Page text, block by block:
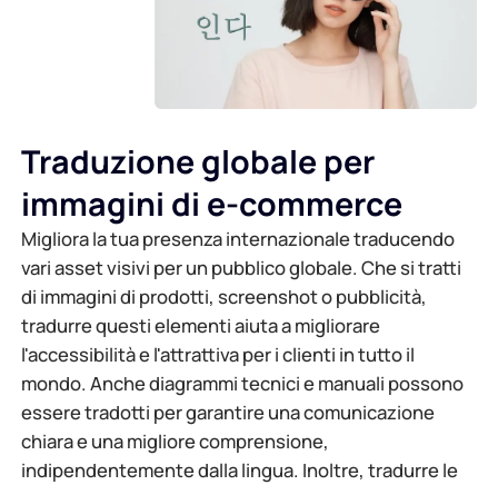
Traduzione globale per
immagini di e-commerce
Migliora la tua presenza internazionale traducendo
vari asset visivi per un pubblico globale. Che si tratti
di immagini di prodotti, screenshot o pubblicità,
tradurre questi elementi aiuta a migliorare
l'accessibilità e l'attrattiva per i clienti in tutto il
mondo. Anche diagrammi tecnici e manuali possono
essere tradotti per garantire una comunicazione
chiara e una migliore comprensione,
indipendentemente dalla lingua. Inoltre, tradurre le